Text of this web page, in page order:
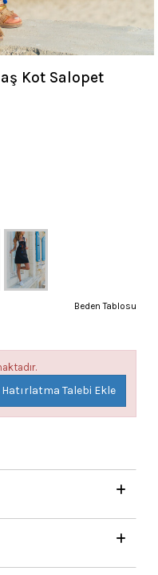
Kot Salopet
Beden Tablosu
Hatırlatma Talebi Ekle